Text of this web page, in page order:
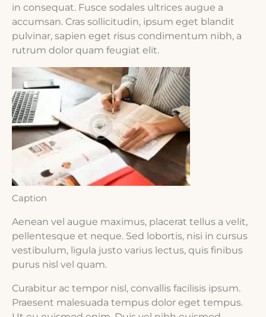
in consequat. Fusce sodales ultrices augue a
accumsan. Cras sollicitudin, ipsum eget blandit
pulvinar, sapien eget risus condimentum nibh, a
rutrum dolor quam feugiat elit.
Caption
Aenean vel augue maximus, placerat tellus a velit,
pellentesque et neque. Sed lobortis, nisi in cursus
vestibulum, ligula justo varius lectus, quis finibus
purus nisl vel quam.
Curabitur ac tempor nisl, convallis facilisis ipsum.
Praesent malesuada tempus dolor eget tempus.